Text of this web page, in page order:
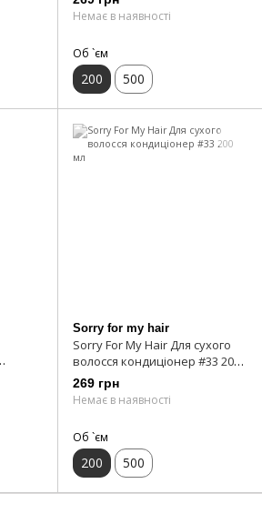
Немає в наявності
Об `єм
200 500
Sorry for my hair
Sorry For My Hair Для сухого
волосся кондиціонер #33 200
мл
269 грн
Немає в наявності
Об `єм
200 500